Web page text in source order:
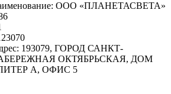
ООО «ПЛАНЕТАСВЕТА»
193079, ГОРОД САНКТ-
ОКТЯБРЬСКАЯ, ДОМ
А, ОФИС 5